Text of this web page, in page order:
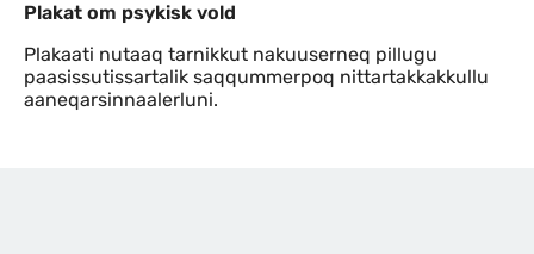
Plakat om psykisk vold
Plakaati nutaaq tarnikkut nakuuserneq pillugu
paasissutissartalik saqqummerpoq nittartakkakkullu
aaneqarsinnaalerluni.